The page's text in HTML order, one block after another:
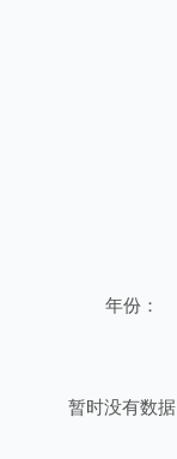
年份：
暂时没有数据